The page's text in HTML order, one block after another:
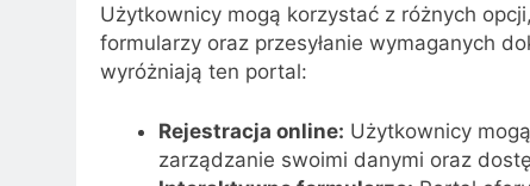
Użytkownicy mogą korzystać z różnych
formularzy oraz przesyłanie wymaganych
wyróżniają ten portal:
Rejestracja online: Użytkownicy
zarządzanie swoimi danymi oraz